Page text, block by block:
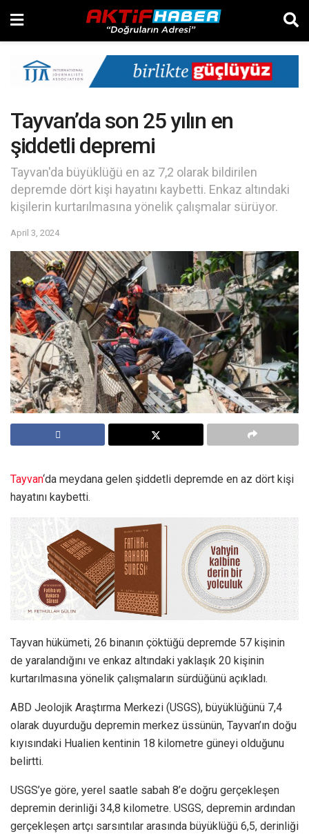
Tayvan’da son 25 yılın en
şiddetli depremi
Tayvan'da büyüklüğü en az 7,2 olarak bildirilen
depremde dört kişi hayatını kaybetti. Enkaz altındaki
kişilerin kurtarılmasına yönelik çalışmalar sürüyor.
April 3, 2024
Tayvan‘da meydana gelen şiddetli depremde en az dört kişi
hayatını kaybetti.
Tayvan hükümeti, 26 binanın çöktüğü depremde 57 kişinin
de yaralandığını ve enkaz altındaki yaklaşık 20 kişinin
kurtarılmasına yönelik çalışmaların sürdüğünü açıkladı.
ABD Jeolojik Araştırma Merkezi (USGS), büyüklüğünü 7,4
olarak duyurduğu depremin merkez üssünün, Tayvan’ın doğu
kıyısındaki Hualien kentinin 18 kilometre güneyi olduğunu
belirtti.
USGS’ye göre, yerel saatle sabah 8’e doğru gerçekleşen
depremin derinliği 34,8 kilometre. USGS, depremin ardından
gerçekleşen artçı sarsıntılar arasında büyüklüğü 6,5, derinliği